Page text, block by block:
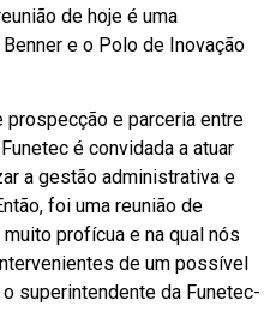
de hoje é uma
e o Polo de Inovação
prospecção e parceria entre
é convidada a atuar
a gestão administrativa e
foi uma reunião de
profícua e na qual nós
de um possível
superintendente da Funetec-